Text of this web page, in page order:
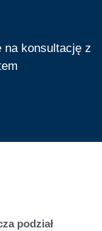
na konsultację z
podział